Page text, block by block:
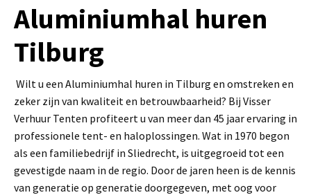
Aluminiumhal huren
Tilburg
Wilt u een Aluminiumhal huren in Tilburg en omstreken en
zeker zijn van kwaliteit en betrouwbaarheid? Bij Visser
Verhuur Tenten profiteert u van meer dan 45 jaar ervaring in
professionele tent- en haloplossingen. Wat in 1970 begon
als een familiebedrijf in Sliedrecht, is uitgegroeid tot een
gevestigde naam in de regio. Door de jaren heen is de kennis
van generatie op generatie doorgegeven, met oog voor